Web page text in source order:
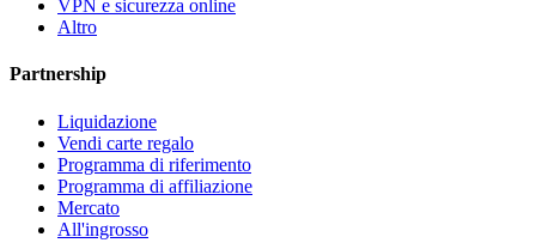
VPN e sicurezza online
Altro
Partnership
Liquidazione
Vendi carte regalo
Programma di riferimento
Programma di affiliazione
Mercato
All'ingrosso